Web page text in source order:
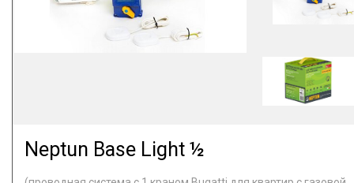
Neptun Base Light ½